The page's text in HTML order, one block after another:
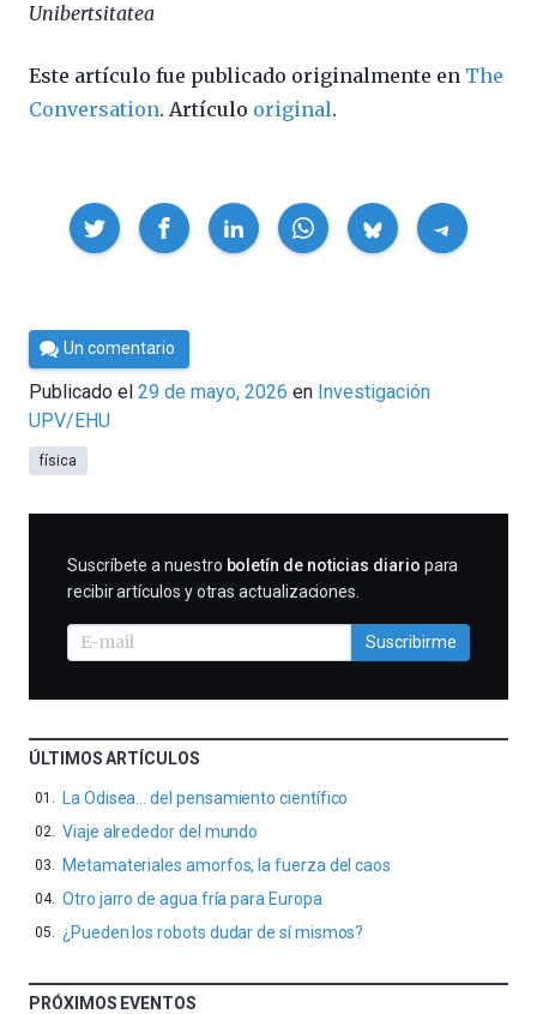
Unibertsitatea
Este artículo fue publicado originalmente en The
Conversation. Artículo original.
Compartir
Por
César
Tomé
Un comentario
Publicado el 29 de mayo, 2026 en Investigación
UPV/EHU
física
SUSCRIBIRME
Suscríbete a nuestro boletín de noticias diario para
recibir artículos y otras actualizaciones.
Suscribirme
ÚLTIMOS ARTÍCULOS
La Odisea… del pensamiento científico
Viaje alrededor del mundo
Metamateriales amorfos, la fuerza del caos
Otro jarro de agua fría para Europa
¿Pueden los robots dudar de sí mismos?
PRÓXIMOS EVENTOS